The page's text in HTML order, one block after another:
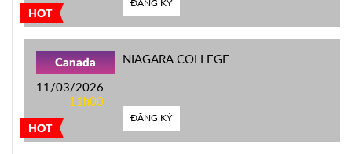
HOT
ĐĂNG KÝ
HOT
Canada
11/03/2026
11h00
NIAGARA COLLEGE
ĐĂNG KÝ